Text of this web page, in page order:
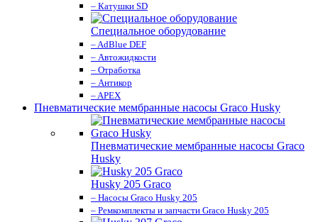
– Катушки SD
Специальное оборудование
– AdBlue DEF
– Автожидкости
– Отработка
– Антикор
– APEX
Пневматические мембранные насосы Graco Husky
Пневматические мембранные насосы Graco
Husky
Husky 205 Graco
– Насосы Graco Husky 205
– Ремкомплекты и запчасти Graco Husky 205